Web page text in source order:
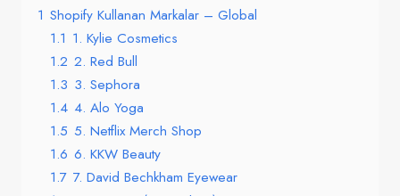
1 Shopify Kullanan Markalar – Global
1.1 1. Kylie Cosmetics
1.2 2. Red Bull
1.3 3. Sephora
1.4 4. Alo Yoga
1.5 5. Netflix Merch Shop
1.6 6. KKW Beauty
1.7 7. David Bechkham Eyewear